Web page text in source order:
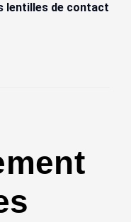
lentilles de contact